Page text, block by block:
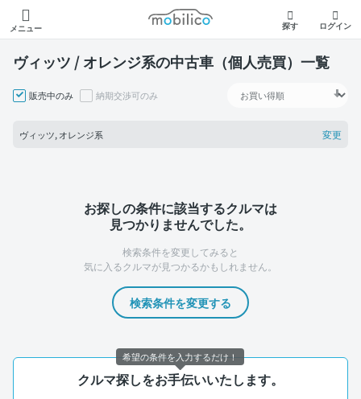
メニュー
モビリコ
探す ログイン
ヴィッツ / オレンジ系の中古車（個人売買）一覧
販売中のみ 納期交渉可のみ
ヴィッツ, オレンジ系 変更
お探しの条件に該当するクルマは
見つかりませんでした。
検索条件を変更してみると
気に入るクルマが見つかるかもしれません。
検索条件を変更する
クルマ探しをお手伝いいたします。
希望の条件を入力するだけ！